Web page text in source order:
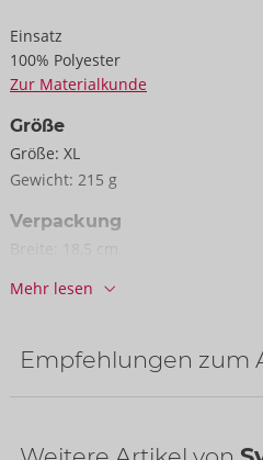
Einsatz
100% Polyester
Zur Materialkunde
Größe
Größe: XL
Gewicht: 215 g
Verpackung
Breite:
18,5 cm
Länge: 29 cm
VE / Karton: 22
Art.-Nr.: 21336871731
Zolltarifnummer: 61130090
Mehr lesen
Empfehlungen zum